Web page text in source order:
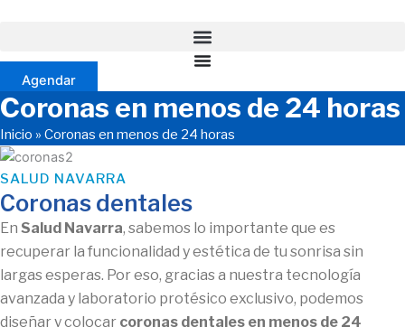
Agendar
Coronas en menos de 24 horas
Inicio » Coronas en menos de 24 horas
SALUD NAVARRA
Coronas dentales
En Salud Navarra, sabemos lo importante que es
recuperar la funcionalidad y estética de tu sonrisa sin
largas esperas. Por eso, gracias a nuestra tecnología
avanzada y laboratorio protésico exclusivo, podemos
diseñar y colocar coronas dentales en menos de 24